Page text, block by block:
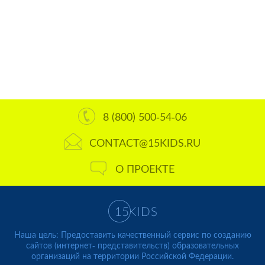
8 (800) 500-54-06
CONTACT@15KIDS.RU
О ПРОЕКТЕ
Наша цель: Предоставить качественный сервис по созданию
сайтов (интернет- представительств) образовательных
организаций на территории Российской Федерации.